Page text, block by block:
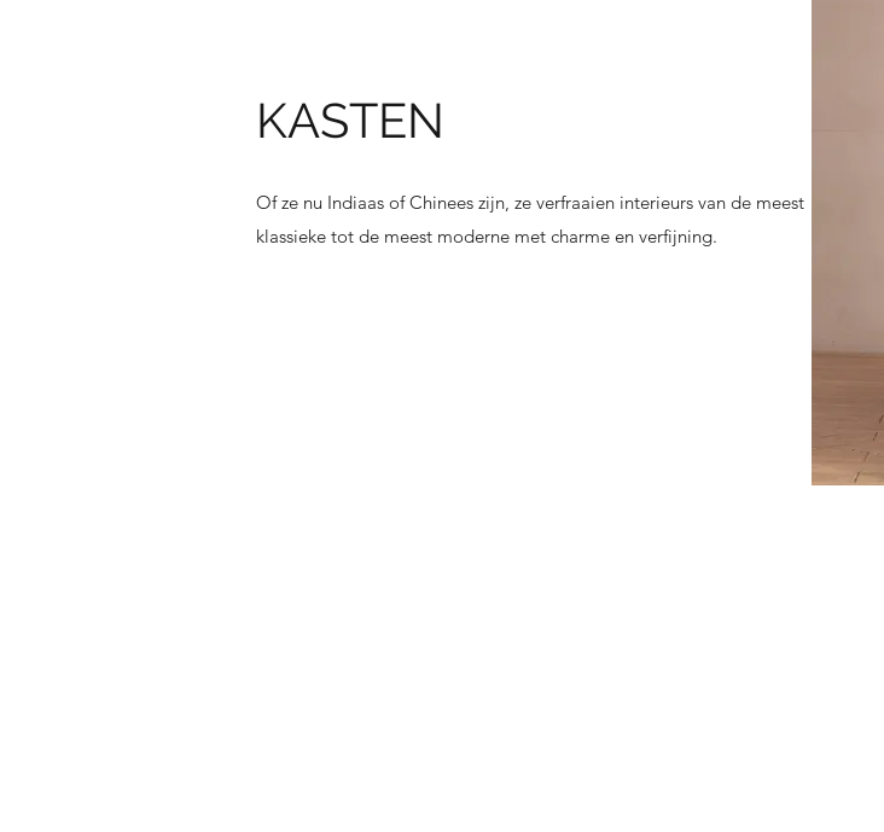
KASTEN
Of ze nu Indiaas of Chinees zijn, ze verfraaien interieurs van de meest
klassieke tot de meest moderne met charme en verfijning.